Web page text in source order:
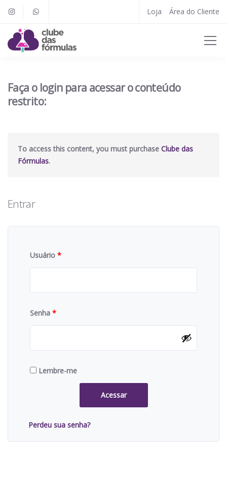
Loja Área do Cliente
Faça o login para acessar o conteúdo
restrito:
To access this content, you must purchase Clube das
Fórmulas.
Entrar
Usuário *
Senha *
Lembre-me
Acessar
Perdeu sua senha?